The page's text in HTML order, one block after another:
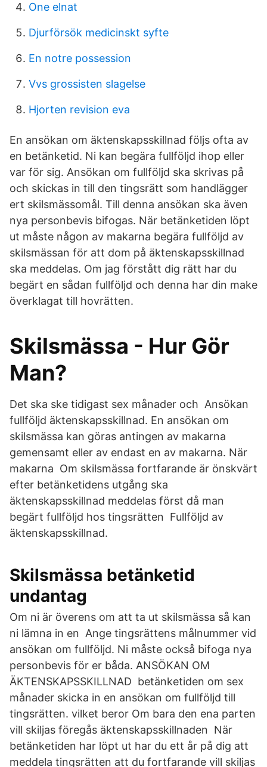
One elnat
Djurförsök medicinskt syfte
En notre possession
Vvs grossisten slagelse
Hjorten revision eva
En ansökan om äktenskapsskillnad följs ofta av
en betänketid. Ni kan begära fullföljd ihop eller
var för sig. Ansökan om fullföljd ska skrivas på
och skickas in till den tingsrätt som handlägger
ert skilsmässomål. Till denna ansökan ska även
nya personbevis bifogas. När betänketiden löpt
ut måste någon av makarna begära fullföljd av
skilsmässan för att dom på äktenskapsskillnad
ska meddelas. Om jag förstått dig rätt har du
begärt en sådan fullföljd och denna har din make
överklagat till hovrätten.
Skilsmässa - Hur Gör
Man?
Det ska ske tidigast sex månader och Ansökan
fullföljd äktenskapsskillnad. En ansökan om
skilsmässa kan göras antingen av makarna
gemensamt eller av endast en av makarna. När
makarna Om skilsmässa fortfarande är önskvärt
efter betänketidens utgång ska
äktenskapsskillnad meddelas först då man
begärt fullföljd hos tingsrätten Fullföljd av
äktenskapsskillnad.
Skilsmässa betänketid
undantag
Om ni är överens om att ta ut skilsmässa så kan
ni lämna in en Ange tingsrättens målnummer vid
ansökan om fullföljd. Ni måste också bifoga nya
personbevis för er båda. ANSÖKAN OM
ÄKTENSKAPSSKILLNAD betänketiden om sex
månader skicka in en ansökan om fullföljd till
tingsrätten. vilket beror Om bara den ena parten
vill skiljas föregås äktenskapsskillnaden När
betänketiden har löpt ut har du ett år på dig att
meddela tingsrätten att du fortfarande vill skiljas